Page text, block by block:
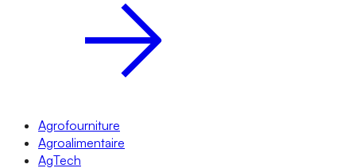
Agrofourniture
Agroalimentaire
AgTech